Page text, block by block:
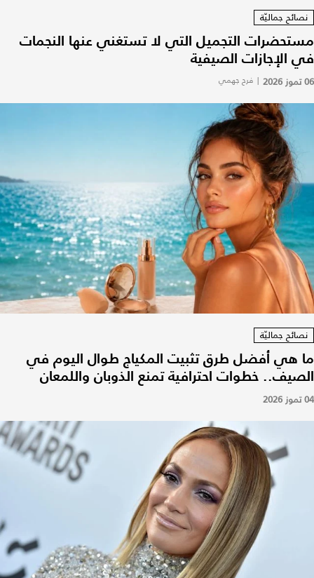
نصائح جماليّة
مستحضرات التجميل التي لا تستغني عنها النجمات
في الإجازات الصيفية
06 تموز 2026 | فرح جهمي
نصائح جماليّة
ما هي أفضل طرق تثبيت المكياج طوال اليوم في
الصيف.. خطوات احترافية تمنع الذوبان واللمعان
04 تموز 2026